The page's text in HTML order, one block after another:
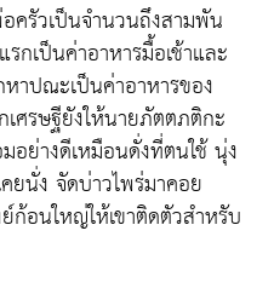
ครัวเป็นจำนวนถึงสามพัน
เป็นค่าอาหารมื้อเช้าและ
าปณะเป็นค่าอาหารของ
รษฐียังให้นายภัตตภติกะ
อย่างดีเหมือนดั่งที่ตนใช้ นุ่ง
นั่ง จัดบ่าวไพร่มาคอย
อนใหญ่ให้เขาติดตัวสำหรับ